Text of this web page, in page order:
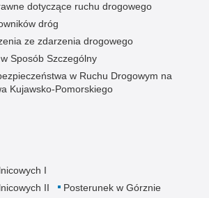
dotyczące ruchu drogowego
dróg
ze zdarzenia drogowego
Sposób Szczególny
w Ruchu Drogowym na
Kujawsko-Pomorskiego
I
II
Posterunek w Górznie